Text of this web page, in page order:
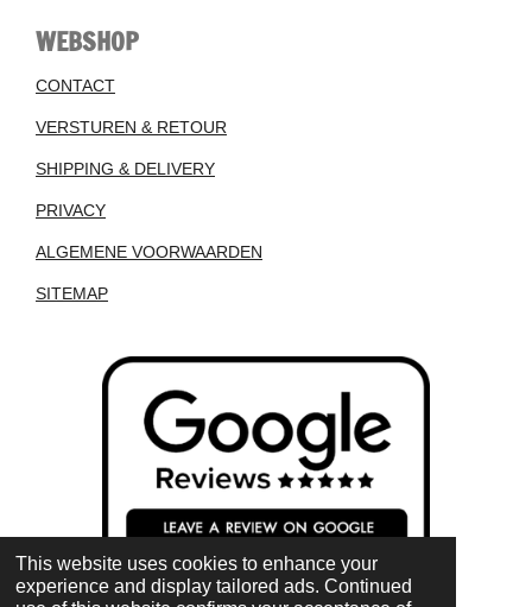
This website uses cookies to enhance your
experience and display tailored ads. Continued
WEBSHOP
CONTACT
VERSTUREN & RETOUR
SHIPPING & DELIVERY
PRIVACY
ALGEMENE VOORWAARDEN
SITEMAP